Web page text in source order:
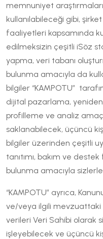
memnuniyet
kullanılabileceği gibi,
faaliyetleri kapsamında
edilmeksizin çeşitli iSöz
yapma, veri tabanı
bulunma amacıyla da
bilgiler “KAMPOTU”
dijital pazarlama,
profilleme ve analiz
saklanabilecek, üçüncü
bilgiler üzerinden çeşitli
tanıtımı, bakım ve
bulunma amacıyla
“KAMPOTU” ayrıca,
ve/veya ilgili mevzuattaki
verileri Veri Sahibi olarak
işleyebilecek ve üçüncü